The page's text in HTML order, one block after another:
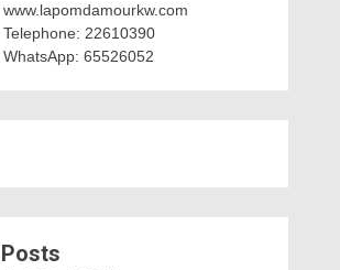
www.lapomdamourkw.com
Telephone: 22610390
WhatsApp: 65526052